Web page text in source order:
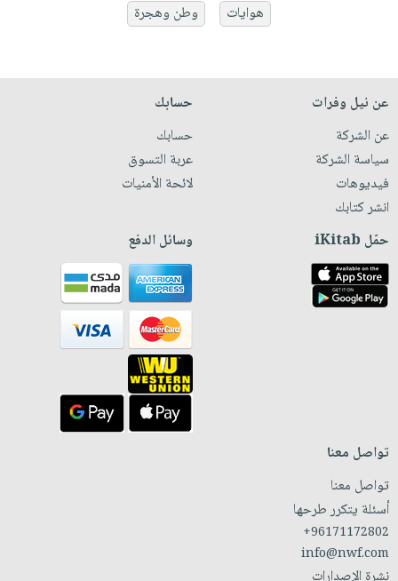
هوايات
وطن وهجرة
عن نيل وفرات
عن الشركة
سياسة الشركة
فيديوهات
انشر كتابك
حسابك
حسابك
عربة التسوق
لائحة الأمنيات
حمّل iKitab وسائل الدفع
تواصل معنا
تواصل معنا
أسئلة يتكرر طرحها
+96171172802
info@nwf.com